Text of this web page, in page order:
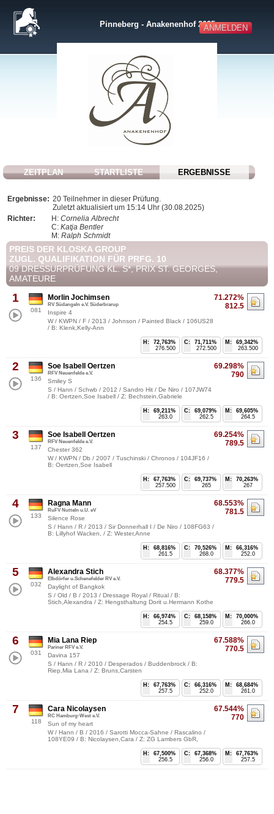
ANMELDEN
Pinneberg - Anakenenhof 2025
ZEITPLAN STARTLISTE ERGEBNISSE
Ergebnisse: 20 Teilnehmer in dieser Prüfung.
Zuletzt aktualisiert um 15:14 Uhr (30.08.2025)
Richter:
H: Cornelia Albrecht
C: Katja Bentler
M: Ralph Schmidt
PREIS DER KLOSKA GROUP
ZUGL. QUALIFIKATION FÜR PRFG. 10
09 DRESSURPRÜFUNG KL. S*, PRIX ST. GEORGES,
AMATEURE
1
081
71.272%
812.5
Morlin Jochimsen
RV Südangeln e.V. Süderbrarup
Inspire 4
W / KWPN / F / 2013 / Johnson / Painted Black / 106US28
/ B: Klenk,Kelly-Ann
M:
69,342%
263.500
C:
71,711%
272.500
H:
72,763%
276.500
2
136
69.298%
790
Soe Isabell Oertzen
RFV Neuenfelde e.V.
Smiley S
S / Hann / Schwb / 2012 / Sandro Hit / De Niro / 107JW74
/ B: Oertzen,Soe Isabell / Z: Bechstein,Gabriele
M:
69,605%
264.5
C:
69,079%
262.5
H:
69,211%
263.0
3
137
69.254%
789.5
Soe Isabell Oertzen
RFV Neuenfelde e.V.
Chester 362
W / KWPN / Db / 2007 / Tuschinski / Chronos / 104JF16 /
B: Oertzen,Soe Isabell
M:
70,263%
267
C:
69,737%
265
H:
67,763%
257.500
4
133
68.553%
781.5
Ragna Mann
RuFV Nutteln u.U. eV
Silence Rose
S / Hann / R / 2013 / Sir Donnerhall I / De Niro / 108FG63 /
B: Lillyhof Wacken, / Z: Wester,Anne
M:
66,316%
252.0
C:
70,526%
268.0
H:
68,816%
261.5
5
032
68.377%
779.5
Alexandra Stich
Elbdörfer u.Schenefelder RV e.V.
Daylight of Bangkok
S / Old / B / 2013 / Dressage Royal / Ritual / B:
Stich,Alexandra / Z: Hengsthaltung Dorit u.Hermann Kothe
M:
70,000%
266.0
C:
68,158%
259.0
H:
66,974%
254.5
6
031
67.588%
770.5
Mia Lana Riep
Pariner RFV e.V.
Davina 157
S / Hann / R / 2010 / Desperados / Buddenbrock / B:
Riep,Mia Lana / Z: Bruns,Carsten
M:
68,684%
261.0
C:
66,316%
252.0
H:
67,763%
257.5
7
118
67.544%
770
Cara Nicolaysen
RC Hamburg-West e.V.
Sun of my heart
W / Hann / B / 2016 / Sarotti Mocca-Sahne / Rascalino /
108YE09 / B: Nicolaysen,Cara / Z: ZG Lambers GbR,
M:
67,763%
257.5
C:
67,368%
256.0
H:
67,500%
256.5